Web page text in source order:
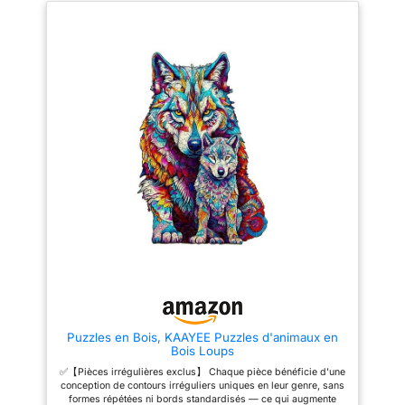
Occasions Offrez ce puzzle
bois adulte dans son écrin
élégant en bois de qualité
supérieure. C'est le puzzle
original parfait pour Noël, un
anniversaire ou tout autre jour
de fête. Ces moments de puzzle
en bois partagés créent des
souvenirs familiaux
inestimables. Un wooden
puzzle raffiné qui
impressionnera. ✨Décoration,
Défi Cérébral et Lien Familial
Plus qu'un simple puzzle bois,
c'est une décoration murale
adulte design. Pour adultes :
concentration qu'exige ce
Qualité Supérieure : puzzle en
bois Découvrez un puzzle en
bois animaux aux formes
adultes et est fabriqué à partir
de bois de première qualité.
Chaque pièce colorée affiche
une qualité d'impression
exquise et est découpée avec
précision grâce à une
technologie laser avancée, ce
qui garantit des bords lisses
qui ne rayent pas vos mains.
Solide et durable, il saura
devenir un ajout précieux à
votre collection pour les années
aux puzzles classiques, il
pièces de formes uniques —
chacune fonctionnant comme un
Ce design renforce non
seulement le plaisir de
Puzzles en Bois, KAAYEE Puzzles d'animaux en
Bois Loups
✅【Pièces irrégulières exclus】 Chaque pièce bénéficie d’une
conception de contours irréguliers uniques en leur genre, sans
formes répétées ni bords standardisés — ce qui augmente